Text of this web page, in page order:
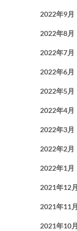
2022年9月
2022年8月
2022年7月
2022年6月
2022年5月
2022年4月
2022年3月
2022年2月
2022年1月
2021年12月
2021年11月
2021年10月